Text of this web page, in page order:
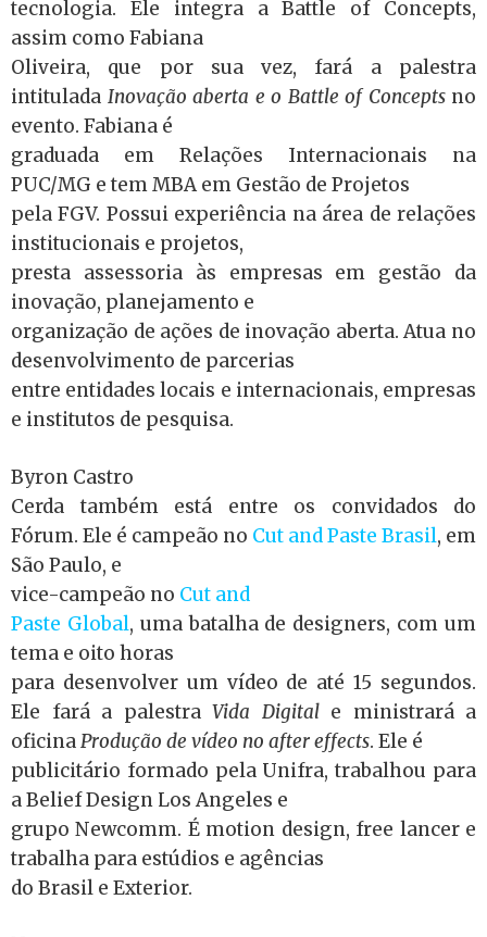
tecnologia. Ele integra a Battle of Concepts,
assim como Fabiana
Oliveira, que por sua vez, fará a palestra
intitulada Inovação aberta e o Battle of Conceptsno
evento. Fabiana é
graduada em Relações Internacionais na
PUC/MG e tem MBA em Gestão de Projetos
pela FGV. Possui experiência na área de relações
institucionais e projetos,
presta assessoria às empresas em gestão da
inovação, planejamento e
organização de ações de inovação aberta. Atua no
desenvolvimento de parcerias
entre entidades locais e internacionais, empresas
e institutos de pesquisa.
Byron Castro
Cerda também está entre os convidados do
Fórum. Ele é campeão no Cut and Paste Brasil, em
São Paulo, e
vice-campeão no Cut and
Paste Global, uma batalha de designers, com um
tema e oito horas
para desenvolver um vídeo de até 15 segundos.
Ele fará a palestra Vida Digital e ministrará a
oficinaProdução de vídeo no after effects. Ele é
publicitário formado pela Unifra, trabalhou para
a Belief Design Los Angeles e
grupo Newcomm. É motion design, free lancer e
trabalha para estúdios e agências
do Brasil e Exterior.